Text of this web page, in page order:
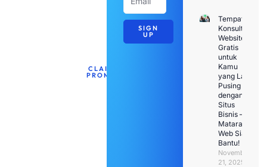
CLAIM
PROMO
Tempat
Konsultasi
Website
Gratis
untuk
Kamu
yang Lagi
Pusing
dengan
Situs
Bisnis –
Mataram
Web Siap
Bantu!
November
21, 2025
SIGN
UP